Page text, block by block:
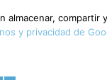
almacenar,
y privacidad de